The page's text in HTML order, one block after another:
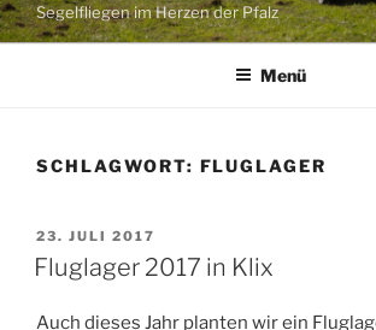
Segelfliegen im Herzen der Pfalz
Menü
SCHLAGWORT: FLUGLAGER
VERÖFFENTLICHT
AM
23. JULI 2017
Fluglager 2017 in Klix
Auch dieses Jahr planten wir ein